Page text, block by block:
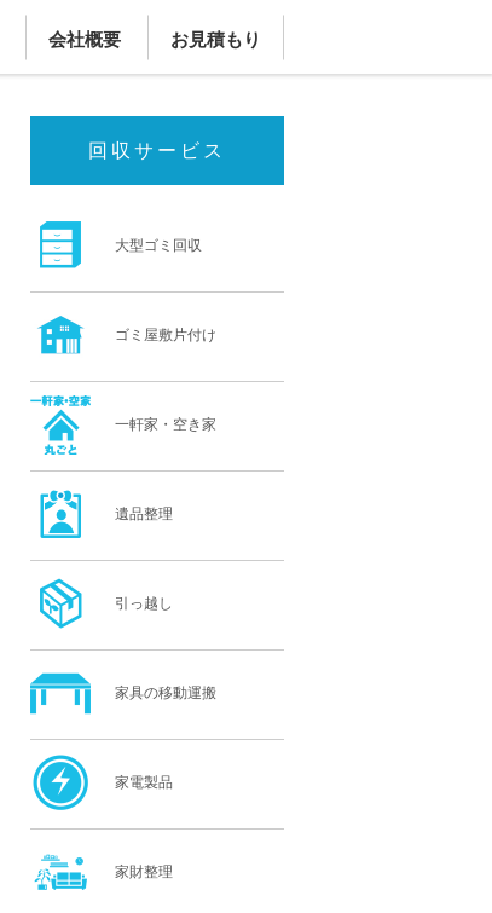
会社概要 お見積もり
回収サービス
大型ゴミ回収
ゴミ屋敷片付け
一軒家・空き家
遺品整理
引っ越し
家具の移動運搬
家電製品
家財整理